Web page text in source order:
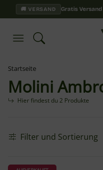
🚚 VERSAND Gratis Versand
Startseite
Molini
Hier findest du 2 Produkte
Filter und Sortierung